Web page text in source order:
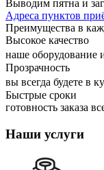
Выводим пятна и
Адреса пунктов
Преимущества в
Высокое качество
наше оборудование
Прозрачность
вы всегда будете в
Быстрые сроки
готовность заказа
Наши услуги